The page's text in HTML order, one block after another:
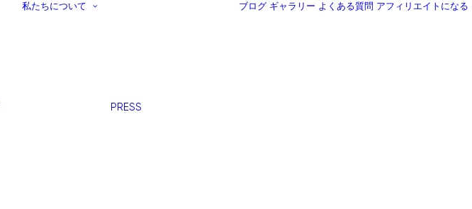
私たちについて
PRESS
ブログ ギャラリー よくある質問 アフィリエイトになる